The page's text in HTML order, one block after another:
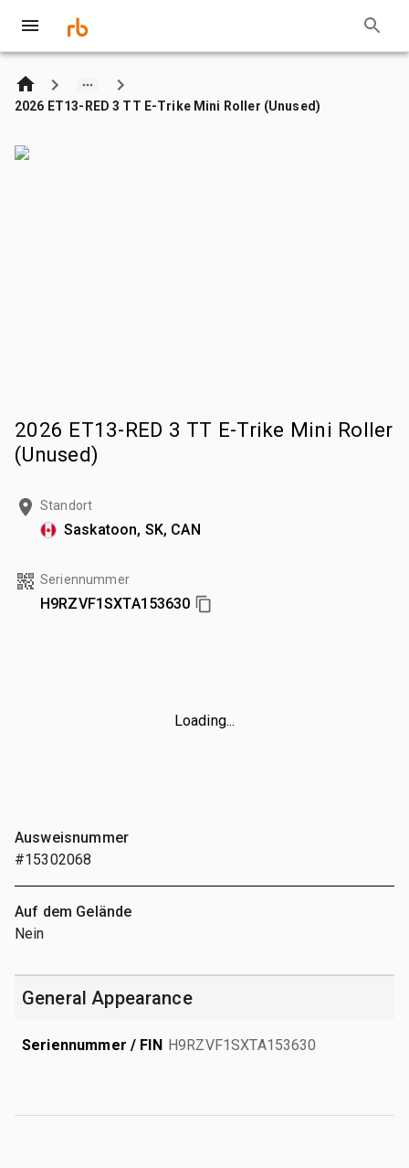
2026 ET13-RED 3 TT E-Trike Mini Roller (Unused)
2026 ET13-RED 3 TT E-Trike Mini Roller
(Unused)
Standort
Saskatoon, SK, CAN
Seriennummer
H9RZVF1SXTA153630
Loading...
Ausweisnummer
#15302068
Auf dem Gelände
Nein
General Appearance
Seriennummer / FIN H9RZVF1SXTA153630